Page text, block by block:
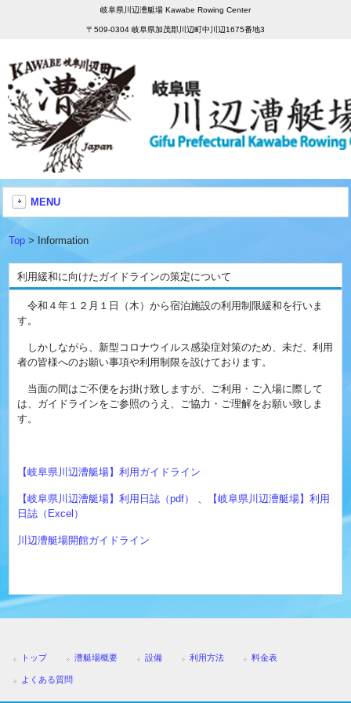
岐阜県川辺漕艇場 Kawabe Rowing Center
〒509-0304 岐阜県加茂郡川辺町中川辺1675番地3
MENU
Top> Information
利用緩和に向けたガイドラインの策定について
令和４年１２月１日（木）から宿泊施設の利用制限緩和を行いま
す。
しかしながら、新型コロナウイルス感染症対策のため、未だ、利用
者の皆様へのお願い事項や利用制限を設けております。
当面の間はご不便をお掛け致しますが、ご利用・ご入場に際して
は、ガイドラインをご参照のうえ、ご協力・ご理解をお願い致しま
す。
【岐阜県川辺漕艇場】利用ガイドライン
【岐阜県川辺漕艇場】利用日誌（pdf） 、
【岐阜県川辺漕艇場】利用
日誌（Excel）
川辺漕艇場開館ガイドライン
トップ 漕艇場概要 設備 利用方法 料金表
よくある質問